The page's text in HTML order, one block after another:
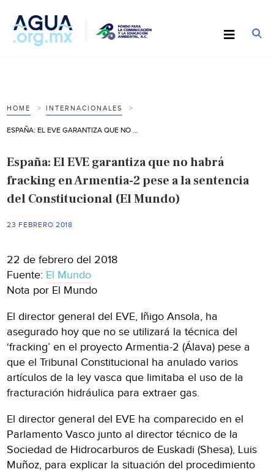
HOME INTERNACIONALES
España: El EVE garantiza que no habrá
fracking en Armentia-2 pese a la sentencia
del Constitucional (El Mundo)
23 FEBRERO 2018
22 de febrero del 2018
Fuente: El Mundo
Nota por El Mundo
El director general del EVE, Iñigo Ansola, ha
asegurado hoy que no se utilizará la técnica del
‘fracking’ en el proyecto Armentia-2 (Álava) pese a
que el Tribunal Constitucional ha anulado varios
artículos de la ley vasca que limitaba el uso de la
fracturación hidráulica para extraer gas.
El director general del EVE ha comparecido en el
Parlamento Vasco junto al director técnico de la
Sociedad de Hidrocarburos de Euskadi (Shesa), Luis
Muñoz, para explicar la situación del procedimiento